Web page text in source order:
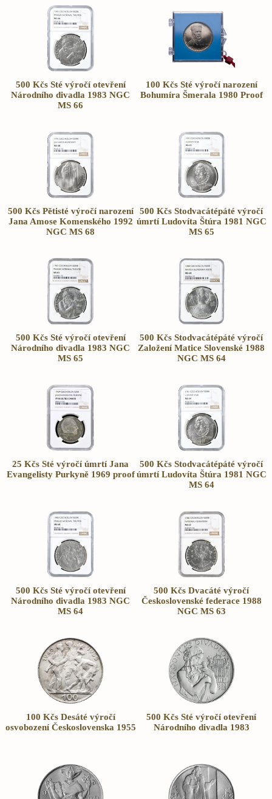
500 Kčs Sté výročí otevření
Národního divadla 1983 NGC
MS 66
100 Kčs Sté výročí narození
Bohumíra Šmerala 1980 Proof
500 Kčs Pětisté výročí narození
Jana Amose Komenského 1992
NGC MS 68
500 Kčs Stodvacátépáté výročí
úmrtí Ludovíta Štúra 1981 NGC
MS 65
500 Kčs Sté výročí otevření
Národního divadla 1983 NGC
MS 65
500 Kčs Stodvacátépáté výročí
Založení Matice Slovenské 1988
NGC MS 64
25 Kčs Sté výročí úmrtí Jana
Evangelisty Purkyně 1969 proof
500 Kčs Stodvacátépáté výročí
úmrtí Ludovíta Štúra 1981 NGC
MS 64
500 Kčs Sté výročí otevření
Národního divadla 1983 NGC
MS 64
500 Kčs Dvacáté výročí
Československé federace 1988
NGC MS 63
100 Kčs Desáté výročí
osvobození Československa 1955
500 Kčs Sté výročí otevření
Národního divadla 1983